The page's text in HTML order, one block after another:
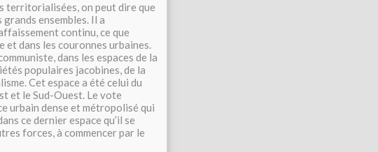
territorialisées, on peut dire que
ensembles. Il a
continu, ce que
dans les couronnes urbaines.
dans les espaces de la
populaires jacobines, de la
Cet espace a été celui du
et le Sud-Ouest. Le vote
urbain dense et métropolisé qui
ce dernier espace qu’il se
forces, à commencer par le